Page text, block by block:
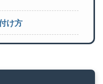
け方